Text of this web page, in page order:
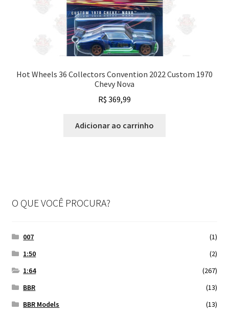
Hot Wheels 36 Collectors Convention 2022 Custom 1970
Chevy Nova
R$ 369,99
Adicionar ao carrinho
O QUE VOCÊ PROCURA?
007
(1)
1:50
(2)
1:64
(267)
BBR
(13)
BBR Models
(13)